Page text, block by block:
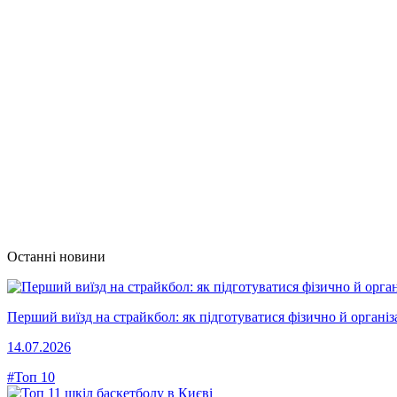
Останні новини
Перший виїзд на страйкбол: як підготуватися фізично й
14.07.2026
#Топ 10